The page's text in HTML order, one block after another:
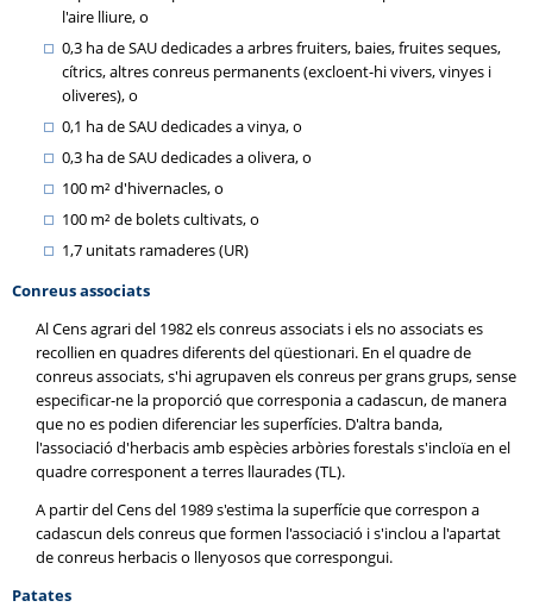
l'aire lliure, o
0,3 ha de SAU dedicades a arbres fruiters, baies, fruites seques,
cítrics, altres conreus permanents (excloent-hi vivers, vinyes i
oliveres), o
0,1 ha de SAU dedicades a vinya, o
0,3 ha de SAU dedicades a olivera, o
100 m² d'hivernacles, o
100 m² de bolets cultivats, o
1,7 unitats ramaderes (UR)
Conreus associats
Al Cens agrari del 1982 els conreus associats i els no associats es
recollien en quadres diferents del qüestionari. En el quadre de
conreus associats, s'hi agrupaven els conreus per grans grups, sense
especificar-ne la proporció que corresponia a cadascun, de manera
que no es podien diferenciar les superfícies. D'altra banda,
l'associació d'herbacis amb espècies arbòries forestals s'incloïa en el
quadre corresponent a terres llaurades (TL).
A partir del Cens del 1989 s'estima la superfície que correspon a
cadascun dels conreus que formen l'associació i s'inclou a l'apartat
de conreus herbacis o llenyosos que correspongui.
Patates